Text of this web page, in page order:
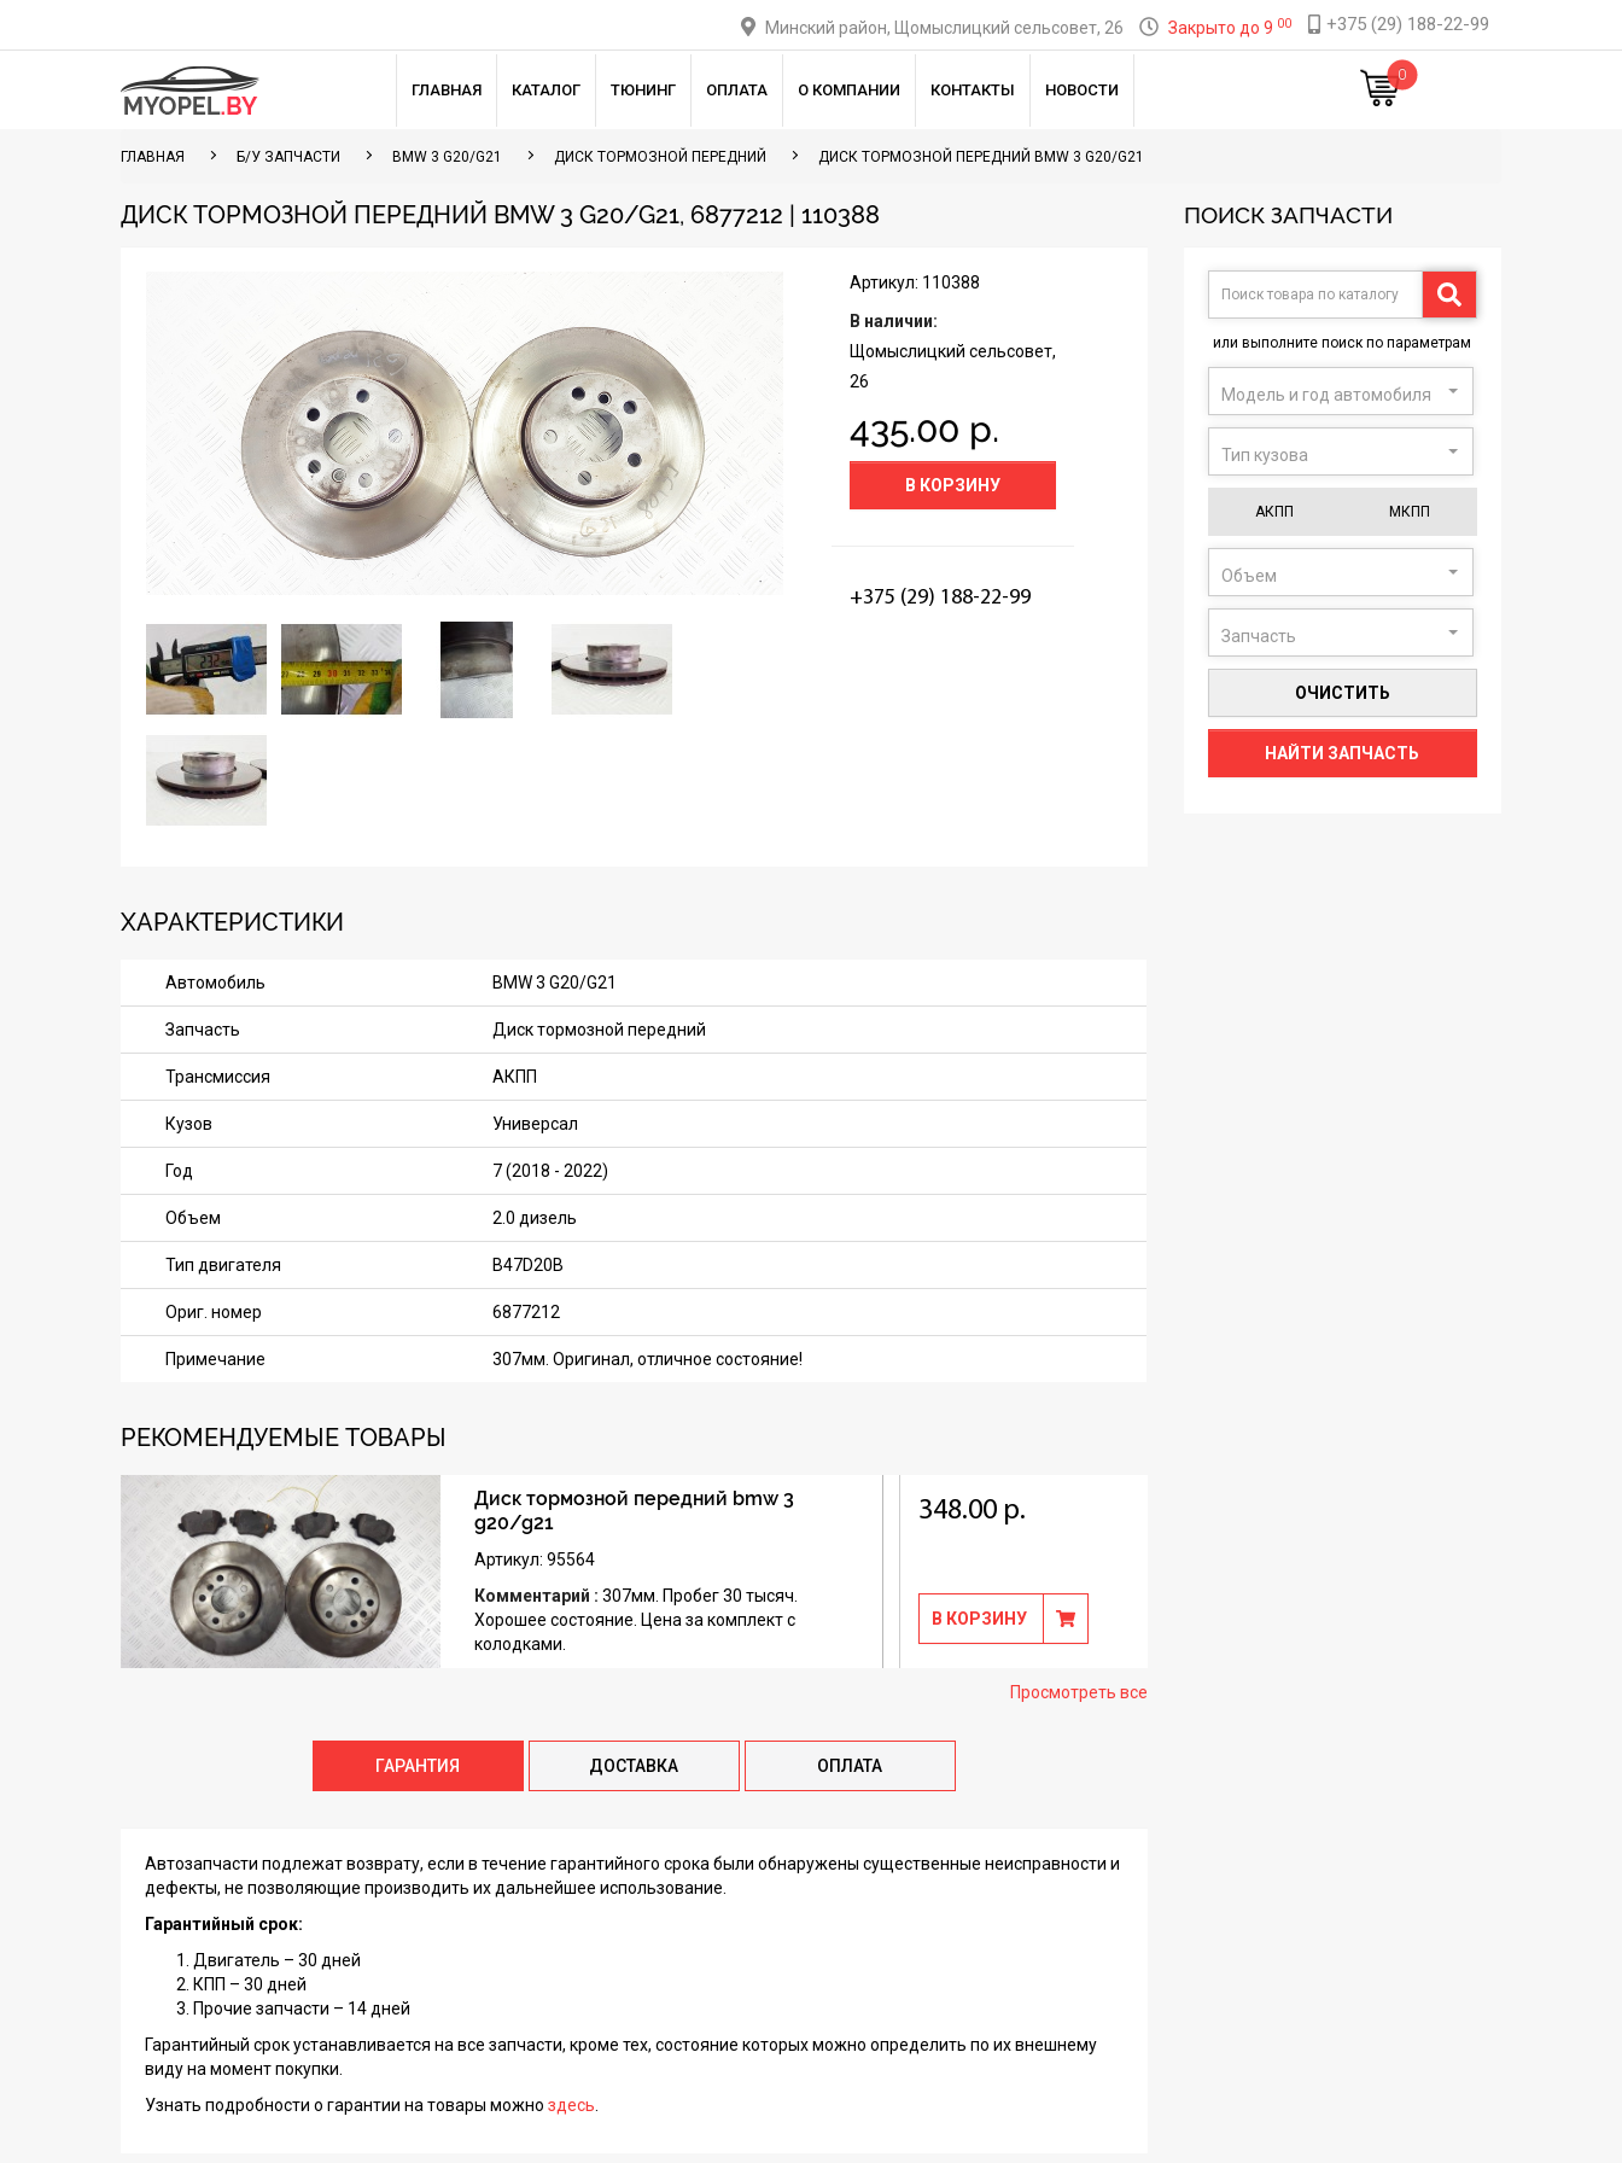
Минский район, Щомыслицкий сельсовет, 26 Закрыто до 9 00 +375 (29) 188-22-99
ГЛАВНАЯ КАТАЛОГ ТЮНИНГ ОПЛАТА О КОМПАНИИ КОНТАКТЫ НОВОСТИ
0
ГЛАВНАЯ Б/У ЗАПЧАСТИ BMW 3 G20/G21 ДИСК ТОРМОЗНОЙ ПЕРЕДНИЙ ДИСК ТОРМОЗНОЙ ПЕРЕДНИЙ BMW 3 G20/G21
ДИСК ТОРМОЗНОЙ ПЕРЕДНИЙ BMW 3 G20/G21, 6877212 | 110388
Артикул: 110388
В наличии:
Щомыслицкий сельсовет,
26
435.00 р.
В КОРЗИНУ
+375 (29) 188-22-99
ХАРАКТЕРИСТИКИ
Автомобиль BMW 3 G20/G21
Запчасть Диск тормозной передний
Трансмиссия АКПП
Кузов Универсал
Год 7 (2018 - 2022)
Объем 2.0 дизель
Тип двигателя B47D20B
Ориг. номер 6877212
Примечание 307мм. Оригинал, отличное состояние!
РЕКОМЕНДУЕМЫЕ ТОВАРЫ
Диск тормозной передний bmw 3
g20/g21
Артикул: 95564
Комментарий : 307мм. Пробег 30 тысяч.
Хорошее состояние. Цена за комплект с
колодками.
348.00 р.
В КОРЗИНУ
Просмотреть все
ГАРАНТИЯ ДОСТАВКА ОПЛАТА
Автозапчасти подлежат возврату, если в течение гарантийного срока были обнаружены существенные неисправности и
дефекты, не позволяющие производить их дальнейшее использование.
Гарантийный срок:
Двигатель – 30 дней
КПП – 30 дней
Прочие запчасти – 14 дней
Гарантийный срок устанавливается на все запчасти, кроме тех, состояние которых можно определить по их внешнему
виду на момент покупки.
Узнать подробности о гарантии на товары можно здесь
ПОИСК ЗАПЧАСТИ
или выполните поиск по параметрам
Модель и год автомобиля
Тип кузова
АКПП МКПП
Объем
Запчасть
ОЧИСТИТЬ
НАЙТИ ЗАПЧАСТЬ